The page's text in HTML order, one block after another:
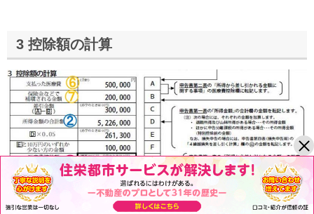
3 控除額の計算
1と2の記載を終えたら、案内に沿って転記と計算を